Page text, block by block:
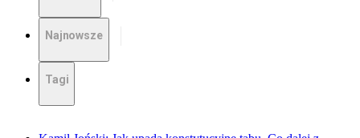
Najnowsze
Tagi